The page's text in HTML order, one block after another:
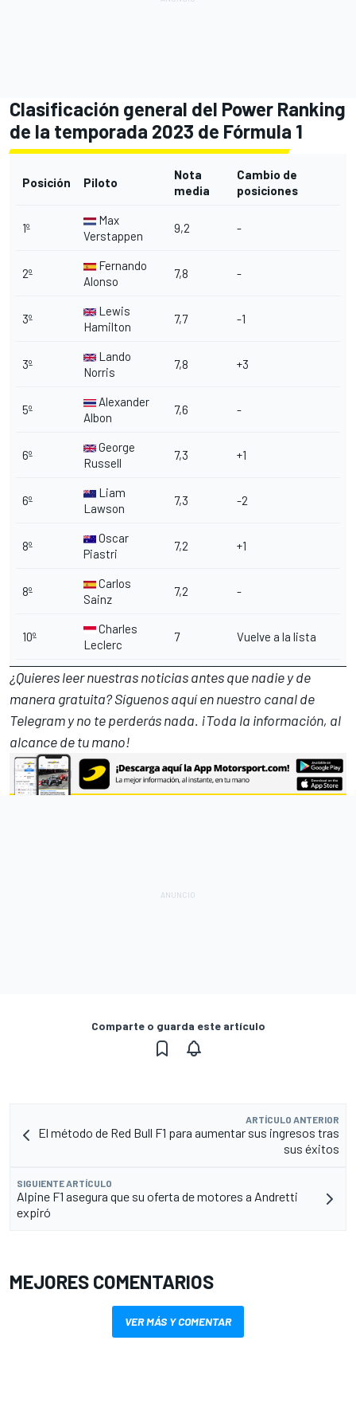
Clasificación general del Power Ranking
de la temporada 2023 de Fórmula 1
Posición Piloto
Nota
media
Cambio de
posiciones
1º
Max
Verstappen
9,2 -
2º
Fernando
Alonso
7,8 -
3º
Lewis
Hamilton
7,7 -1
3º
Lando
Norris
7,8 +3
5º
Alexander
Albon
7,6 -
6º
George
Russell
7,3 +1
6º
Liam
Lawson
7,3 -2
8º
Oscar
Piastri
7,2 +1
8º
Carlos
Sainz
7,2 -
10º
Charles
Leclerc
7 Vuelve a la lista
¿Quieres leer nuestras noticias antes que nadie y de
manera gratuita? Síguenosaquí en nuestro canal de
Telegramy no te perderás nada. ¡Toda la información, al
alcance de tu mano!
Comparte o guarda este artículo
ARTÍCULO ANTERIOR
El método de Red Bull F1 para aumentar sus ingresos tras
sus éxitos
SIGUIENTE ARTÍCULO
Alpine F1 asegura que su oferta de motores a Andretti
expiró
MEJORES COMENTARIOS
VER MÁS Y COMENTAR